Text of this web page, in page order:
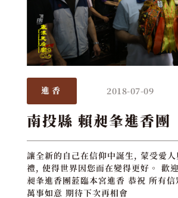
進香 2018-07-09
南投縣 賴昶夆進香團
讓全新的自己在信仰中誕生, 蒙受愛人
禮, 使得世界因您而在變得更好。 歡
昶夆進香團蒞臨本宮進香 恭祝 所有信
萬事如意 期待下次再相會